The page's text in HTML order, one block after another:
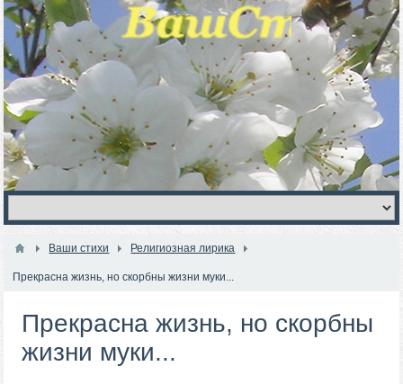
Ваши стихи Религиозная лирика
Прекрасна жизнь, но скорбны жизни муки...
Прекрасна жизнь, но скорбны
жизни муки...